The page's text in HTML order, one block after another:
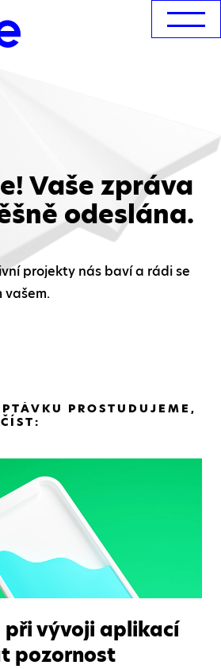
Vaše zpráva
odeslána.
projekty nás baví a rádi se
vašem.
PROSTUDUJEME,
při vývoji aplikací
pozornost